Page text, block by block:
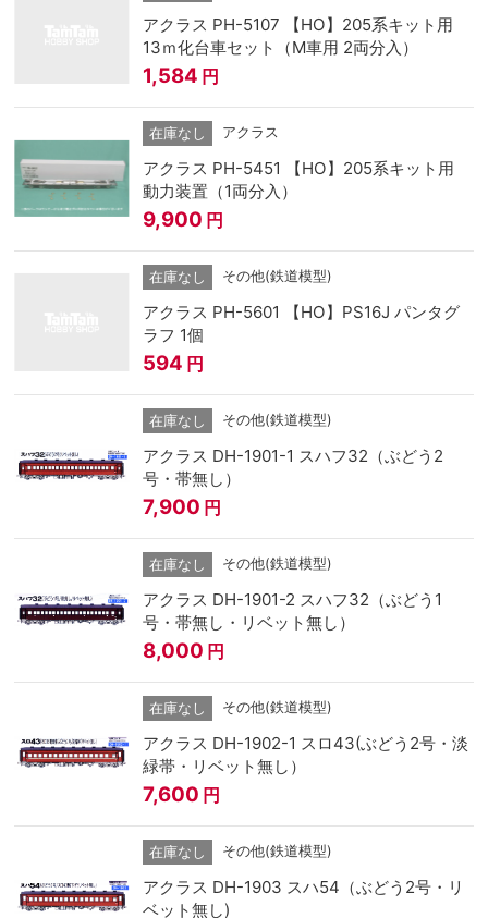
アクラス PH-5107 【HO】205系キット用
13ｍ化台車セット（M車用 2両分入）
1,584 円
在庫なし アクラス
アクラス PH-5451 【HO】205系キット用
動力装置（1両分入）
9,900 円
在庫なし その他(鉄道模型)
アクラス PH-5601 【HO】PS16J パンタグ
ラフ 1個
594 円
在庫なし その他(鉄道模型)
アクラス DH-1901-1 スハフ32（ぶどう2
号・帯無し）
7,900 円
在庫なし その他(鉄道模型)
アクラス DH-1901-2 スハフ32（ぶどう1
号・帯無し・リベット無し）
8,000 円
在庫なし その他(鉄道模型)
アクラス DH-1902-1 スロ43(ぶどう2号・淡
緑帯・リベット無し）
7,600 円
在庫なし その他(鉄道模型)
アクラス DH-1903 スハ54（ぶどう2号・リ
ベット無し)